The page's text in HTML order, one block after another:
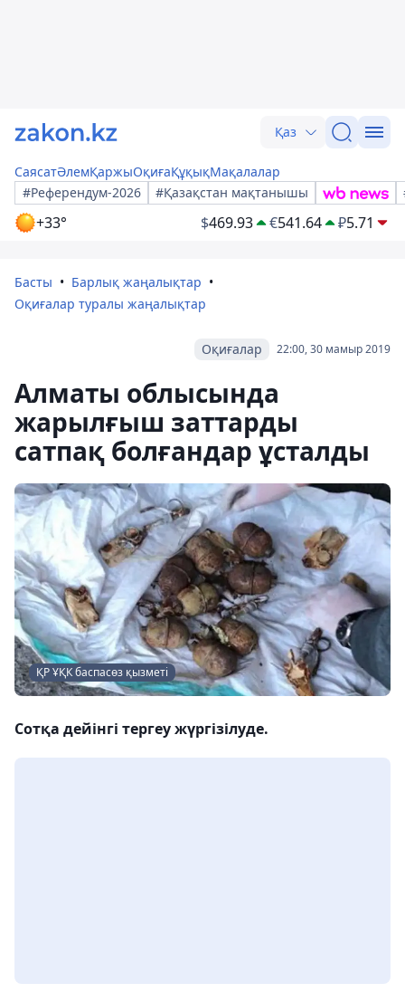
Қаз
СаясатӘлемҚаржыОқиғаҚұқықМақалалар
#Референдум-2026
#Қазақстан мақтанышы
+33° $469.93 €541.64 ₽5.71
Басты
Барлық жаңалықтар
Оқиғалар туралы жаңалықтар
22:00, 30 мамыр 2019
Оқиғалар
Алматы облысында
жарылғыш заттарды
сатпақ болғандар ұсталды
ҚР ҰҚК баспасөз қызметі
Сотқа дейінгі тергеу жүргізілуде.